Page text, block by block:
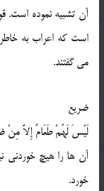
آن تشبیه نموده است.
است که اعراب به
می گفتند.
ضریع
لَیْسَ لَهُمْ طَعَامٌ إِلاَّ مِنْ
آن ها را هیچ
خورد.